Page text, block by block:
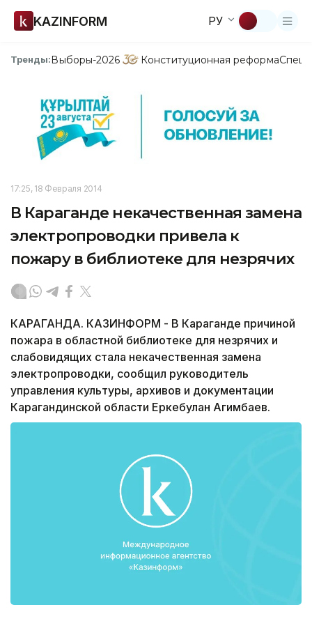
KAZINFORM РУ
Тренды:Выборы-2026 Конституционная реформа
17:25, 18 Февраля 2014
В Караганде некачественная замена
электропроводки привела к
пожару в библиотеке для незрячих
КАРАГАНДА. КАЗИНФОРМ - В Караганде причиной
пожара в областной библиотеке для незрячих и
слабовидящих стала некачественная замена
электропроводки, сообщил руководитель
управления культуры, архивов и документации
Карагандинской области Еркебулан Агимбаев.